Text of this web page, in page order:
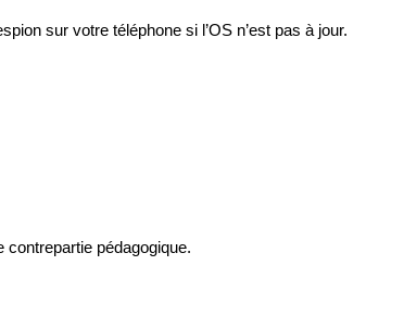
sur votre téléphone si l’OS n’est pas à jour.
pédagogique.